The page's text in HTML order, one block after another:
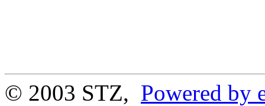
© 2003 STZ, Powered by